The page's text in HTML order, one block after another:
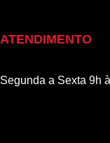
ATENDIMENTO
Segunda a Sexta 9h